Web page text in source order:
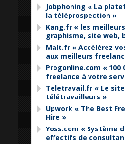
Jobphoning « La
la téléprospection »
Kang.fr « les
graphisme, site web,
Malt.fr « Accélérez
aux meilleurs
Progonline.com « 100
freelance à votre
Teletravail.fr « Le
télétravailleurs »
Upwork « The Best
Hire »
Yoss.com « Système
effectifs de